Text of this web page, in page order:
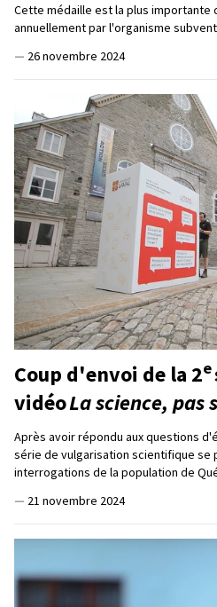
Cette médaille est la plus importante
annuellement par l'organisme
— 26 novembre 2024
Coup d'envoi de la 2e
vidéoLa science, pas
Après avoir répondu aux questions
série de vulgarisation scientifique se
interrogations de la population de
— 21 novembre 2024